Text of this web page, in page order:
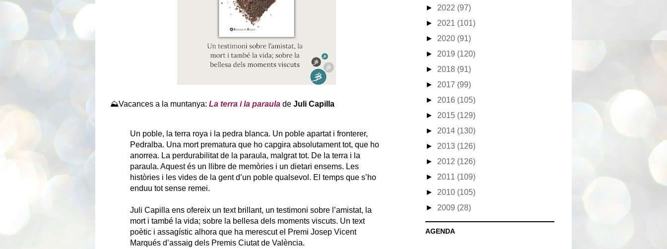
⛰️Vacances a la muntanya: La terra i la paraula de Juli Capilla
Un poble, la terra roya i la pedra blanca. Un poble apartat i fronterer,
Pedralba. Una mort prematura que ho capgira absolutament tot, que ho
anorrea. La perdurabilitat de la paraula, malgrat tot. De la terra i la
paraula. Aquest és un llibre de memòries i un dietari ensems. Les
històries i les vides de la gent d’un poble qualsevol. El temps que s’ho
enduu tot sense remei.
Juli Capilla ens ofereix un text brillant, un testimoni sobre l’amistat, la
mort i també la vida; sobre la bellesa dels moments viscuts. Un text
poètic i assagístic alhora que ha merescut el Premi Josep Vicent
Marqués d’assaig dels Premis Ciutat de València.
► 2022 (97)
► 2021 (101)
► 2020 (91)
► 2019 (120)
► 2018 (91)
► 2017 (99)
► 2016 (105)
► 2015 (129)
► 2014 (130)
► 2013 (126)
► 2012 (126)
► 2011 (109)
► 2010 (105)
► 2009 (28)
AGENDA